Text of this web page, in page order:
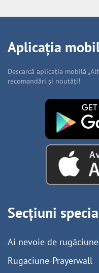
Aplicația
Descarcă aplicația mobilă
recomandări și noutăți!
Secțiuni
Ai nevoie de
Rugaciune-Prayerwall